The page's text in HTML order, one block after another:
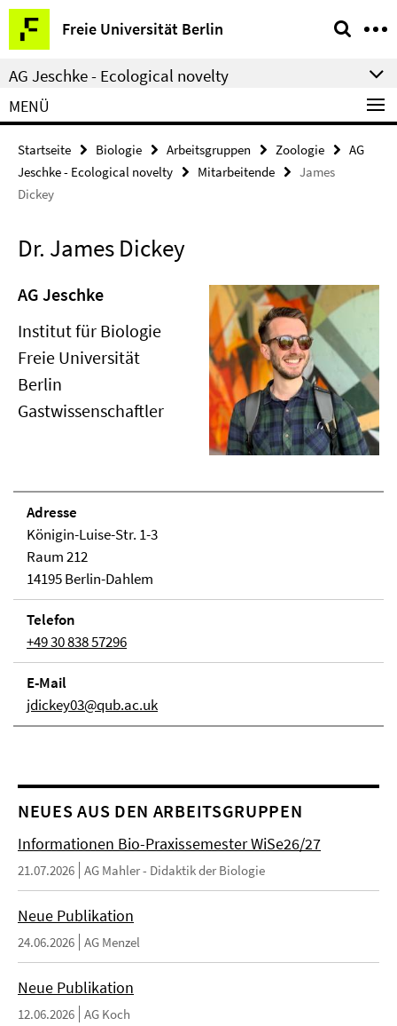
Springe
direkt
zu
Inhalt
Freie Universität Berlin
Service-
Navigation
AG Jeschke - Ecological novelty
MENÜ
Startseite Biologie Arbeitsgruppen Zoologie
AG
Jeschke - Ecological novelty
Mitarbeitende
James
Dickey
Dr. James Dickey
AG Jeschke
Institut für Biologie
Freie Universität
Berlin
Gastwissenschaftler
Adresse
Königin-Luise-Str. 1-3
Raum 212
14195 Berlin-Dahlem
Telefon
+49 30 838 57296
E-Mail
jdickey03@qub.ac.uk
NEUES AUS DEN ARBEITSGRUPPEN
Informationen Bio-Praxissemester WiSe26/27
21.07.2026 AG Mahler - Didaktik der Biologie
Neue Publikation
24.06.2026 AG Menzel
Neue Publikation
12.06.2026 AG Koch